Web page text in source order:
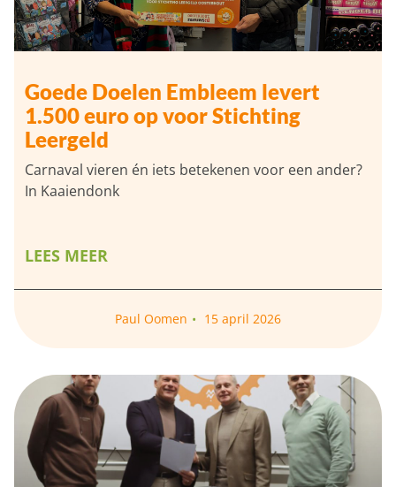
Goede Doelen Embleem levert
1.500 euro op voor Stichting
Leergeld
Carnaval vieren én iets betekenen voor een ander?
In Kaaiendonk
LEES MEER
Paul Oomen 15 april 2026